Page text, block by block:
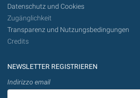
Datenschutz und Cookies
Zugänglichkeit
Transparenz und Nutzungsbedingungen
Credits
NEWSLETTER REGISTRIEREN
Indirizzo email